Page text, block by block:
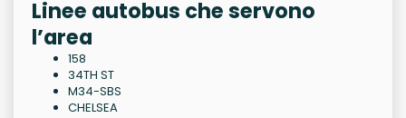
Linee autobus che servono
l’area
158
34TH ST
M34-SBS
CHELSEA